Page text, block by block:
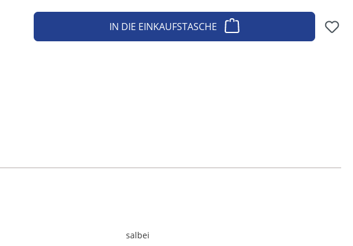
IN DIE EINKAUFSTASCHE
salbei